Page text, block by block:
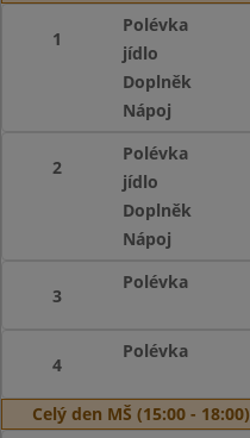
1
Polévka
jídlo
Doplněk
Nápoj
2
Polévka
jídlo
Doplněk
Nápoj
3
Polévka
4
Polévka
Celý den MŠ (15:00 - 18:00)